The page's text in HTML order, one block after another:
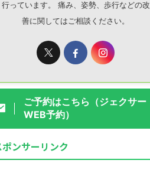
行っています。 痛み、姿勢、歩行などの改
善に関してはご相談ください。
ご予約はこちら（ジェクサー
WEB予約）
ポンサーリンク